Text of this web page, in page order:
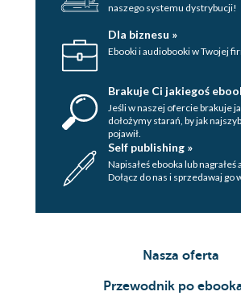
naszego systemu dystrybucji!
Dla biznesu »
Ebooki i audiobooki w Twojej
Brakuje Ci jakiegoś
Jeśli w naszej ofercie brakuje
dołożymy starań, by jak
pojawił.
Self publishing »
Napisałeś ebooka lub nagrałeś
Dołącz do nas i sprzedawaj go
Nasza oferta
Przewodnik po